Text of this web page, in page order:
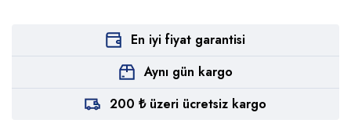
En iyi fiyat garantisi
Aynı gün kargo
200 ₺ üzeri ücretsiz kargo